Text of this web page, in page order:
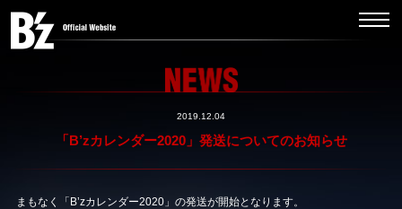
2019.12.04
「B’zカレンダー2020」発送についてのお知らせ
まもなく「B’zカレンダー2020」の発送が開始となります。